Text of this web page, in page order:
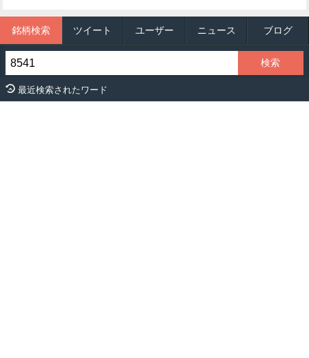
銘柄検索 ツイート ユーザー ニュース ブログ
最近検索されたワード